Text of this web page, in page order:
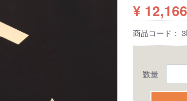
¥ 12,166
商品コード：
数量